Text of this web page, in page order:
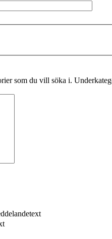
som du vill söka i.